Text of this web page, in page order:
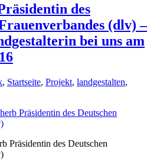
des
(dlv) –
bei uns am
, Startseite, Projekt, landgestalten,
Präsidentin des Deutschen